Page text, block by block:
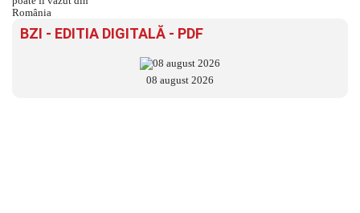
BZI - EDITIA DIGITALĂ - PDF
08 august 2026